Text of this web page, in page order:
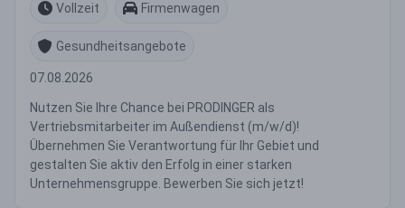
Vollzeit
Firmenwagen
Gesundheitsangebote
07.08.2026
Nutzen Sie Ihre Chance bei PRODINGER als
Vertriebsmitarbeiter im Außendienst (m/w/d)!
Übernehmen Sie Verantwortung für Ihr Gebiet und
gestalten Sie aktiv den Erfolg in einer starken
Unternehmensgruppe. Bewerben Sie sich jetzt!